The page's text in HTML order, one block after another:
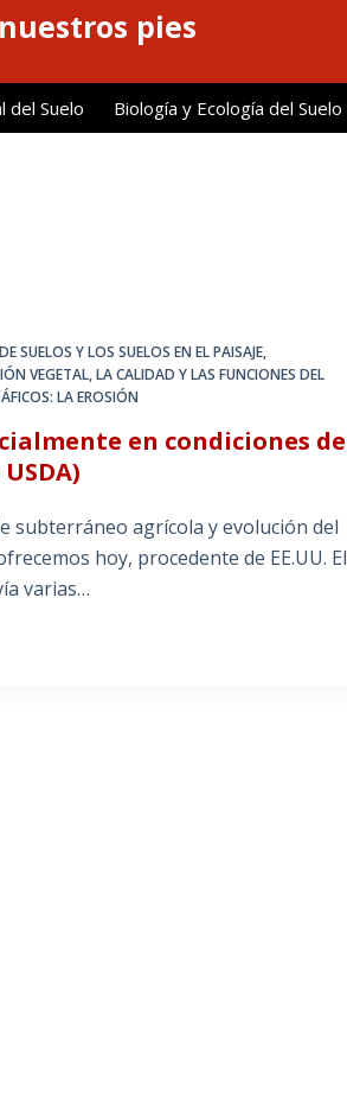
pies
del Suelo Biología y Ecología del Suelo
SUELOS Y LOS SUELOS EN EL PAISAJE,
VEGETAL,LA CALIDAD Y LAS FUNCIONES DEL
LA EROSIÓN
en condiciones de
subterráneo agrícola y evolución del
hoy, procedente de EE.UU. El
varias…